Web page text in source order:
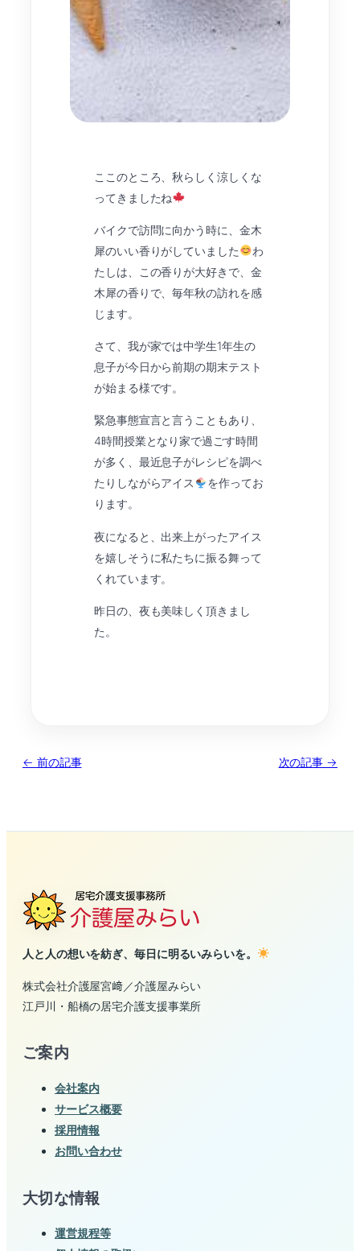
ここのところ、秋らしく涼しくな
ってきましたね
バイクで訪問に向かう時に、金木
犀のいい香りがしていました
わ
たしは、この香りが大好きで、金
木犀の香りで、毎年秋の訪れを感
じます。
さて、我が家では中学生1年生の
息子が今日から前期の期末テスト
が始まる様です。
緊急事態宣言と言うこともあり、
4時間授業となり家で過ごす時間
が多く、最近息子がレシピを調べ
たりしながらアイス
を作ってお
ります。
夜になると、出来上がったアイス
を嬉しそうに私たちに振る舞って
くれています。
昨日の、夜も美味しく頂きまし
た。
← 前の記事 次の記事 →
人と人の想いを紡ぎ、毎日に明るいみらいを。
株式会社介護屋宮﨑／介護屋みらい
江戸川・船橋の居宅介護支援事業所
ご案内
会社案内
サービス概要
採用情報
お問い合わせ
大切な情報
運営規程等